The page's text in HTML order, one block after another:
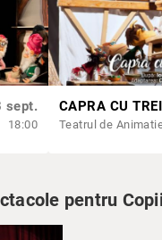
sept.
18:00
pentru